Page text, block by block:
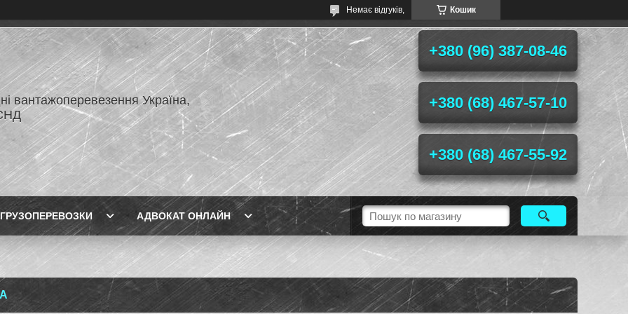
Кошик
Немає відгуків,
вантажоперевезення Україна,
+380 (96) 387-08-46
+380 (68) 467-57-10
+380 (68) 467-55-92
АДВОКАТ ОНЛАЙН